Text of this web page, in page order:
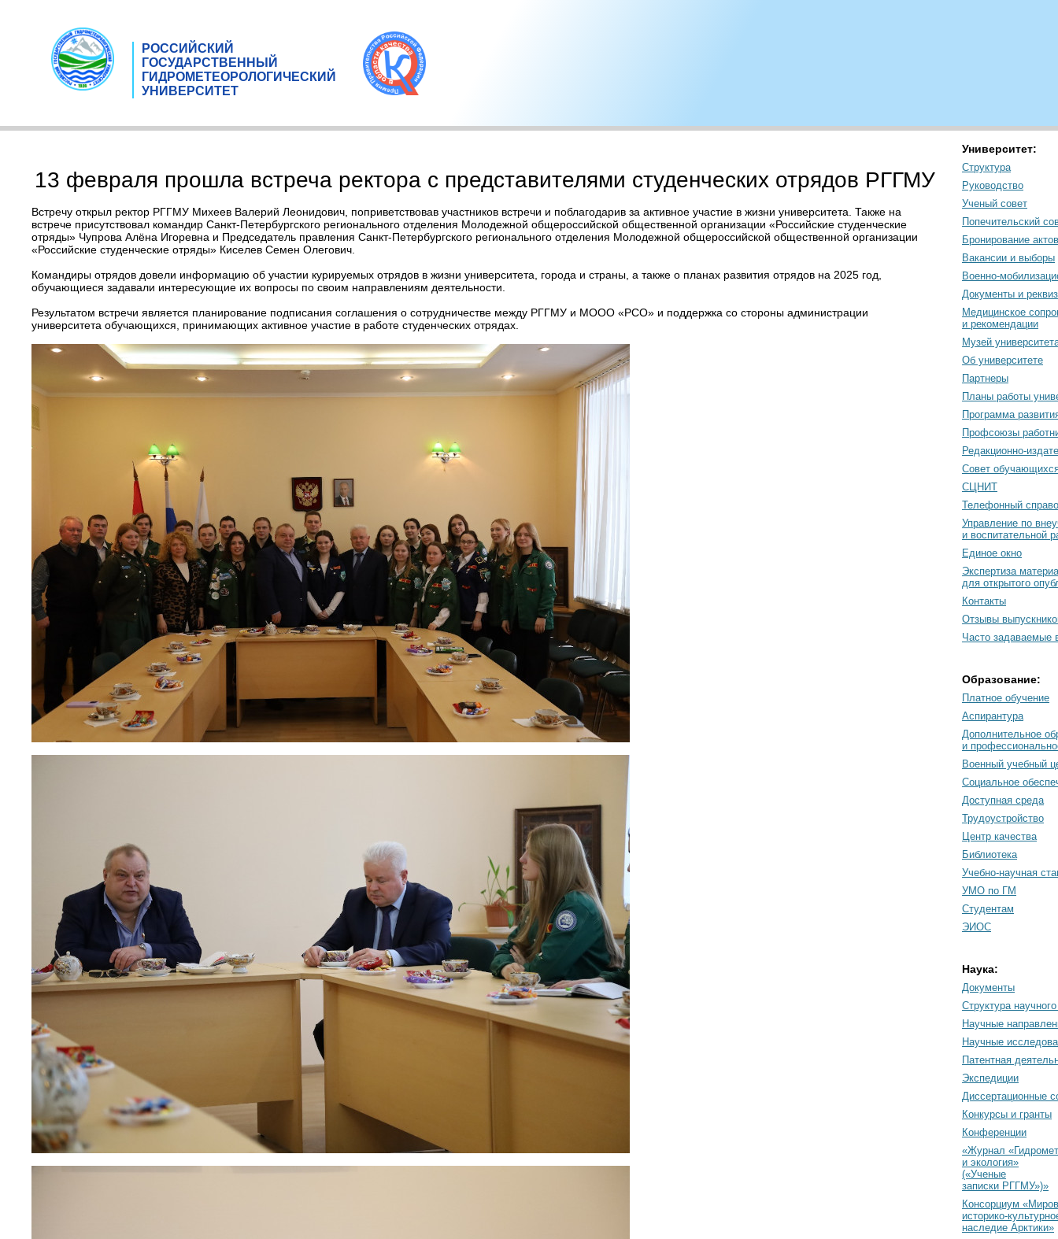
РОССИЙСКИЙ
ГОСУДАРСТВЕННЫЙ
ГИДРОМЕТЕОРОЛОГИЧЕСКИЙ
УНИВЕРСИТЕТ
13 февраля прошла встреча ректора с представителями студенческих отрядов РГГМУ
Встречу открыл ректор РГГМУ Михеев Валерий Леонидович, поприветствовав участников встречи и поблагодарив за активное участие в жизни университета. Также на
встрече присутствовал командир Санкт-Петербургского регионального отделения Молодежной общероссийской общественной организации «Российские студенческие
отряды» Чупрова Алёна Игоревна и Председатель правления Санкт-Петербургского регионального отделения Молодежной общероссийской общественной организации
«Российские студенческие отряды» Киселев Семен Олегович.
Командиры отрядов довели информацию об участии курируемых отрядов в жизни университета, города и страны, а также о планах развития отрядов на 2025 год,
обучающиеся задавали интересующие их вопросы по своим направлениям деятельности.
Результатом встречи является планирование подписания соглашения о сотрудничестве между РГГМУ и МООО «РСО» и поддержка со стороны администрации
университета обучающихся, принимающих активное участие в работе студенческих отрядах.
Университет:
Структура
Руководство
Ученый совет
Попечительский
Бронирование
Вакансии и выборы
Военно-
Документы и
Медицинское
и рекомендации
Музей
Об университете
Партнеры
Планы работы
Программа
Профсоюзы
Редакционно-
Cовет
СЦНИТ
Телефонный
Управление по
и воспитательной
Единое окно
Экспертиза
для открытого
Контакты
Отзывы
Часто задаваемые
Образование:
Платное обучение
Аспирантура
Дополнительное
и
Военный учебный
Социальное
Доступная среда
Трудоустройство
Центр качества
Библиотека
Учебно-научная
УМО по ГМ
Студентам
ЭИОС
Наука:
Документы
Cтруктура
Научные
Научные
Патентная
Экспедиции
Диссертационные
Конкурсы и гранты
Конференции
«Журнал
и экология»
(«Ученые
записки РГГМУ»)»
Консорциум
историко-
наследие Арктики»